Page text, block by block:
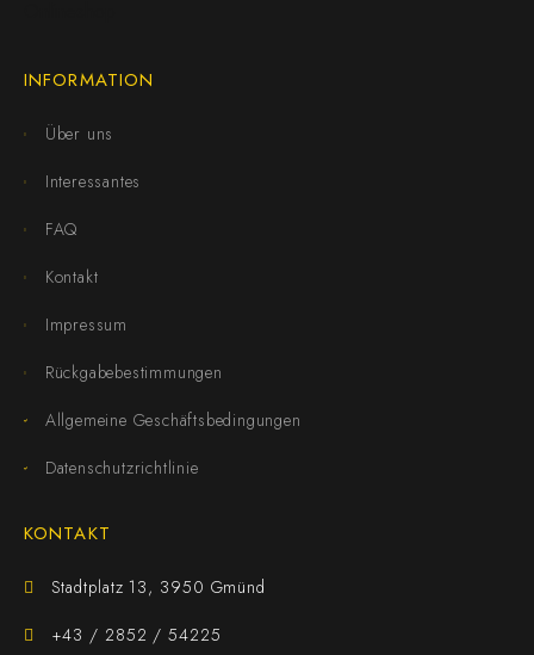
INFORMATION
Über uns
Interessantes
FAQ
Kontakt
Impressum
Rückgabebestimmungen
Allgemeine Geschäftsbedingungen
Datenschutzrichtlinie
KONTAKT
Stadtplatz 13, 3950 Gmünd
+43 / 2852 / 54225